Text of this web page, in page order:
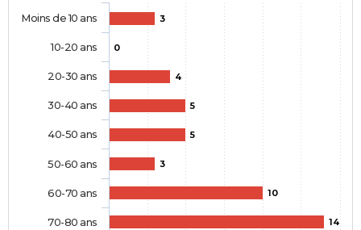
3
0
4
5
5
3
10
14
Moins de 10 ans
10-20 ans
20-30 ans
30-40 ans
40-50 ans
50-60 ans
60-70 ans
70-80 ans